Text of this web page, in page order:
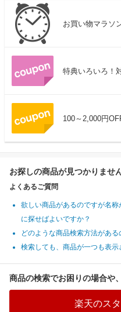
お買い物マラソ
特典いろいろ！
100～2,000円
お探しの商品が見つかりませ
よくあるご質問
欲しい商品があるのですが名称
に探せばよいですか？
どのような商品検索方法がある
検索しても、商品が一つも表示
商品の検索でお困りの場合や
楽天のス